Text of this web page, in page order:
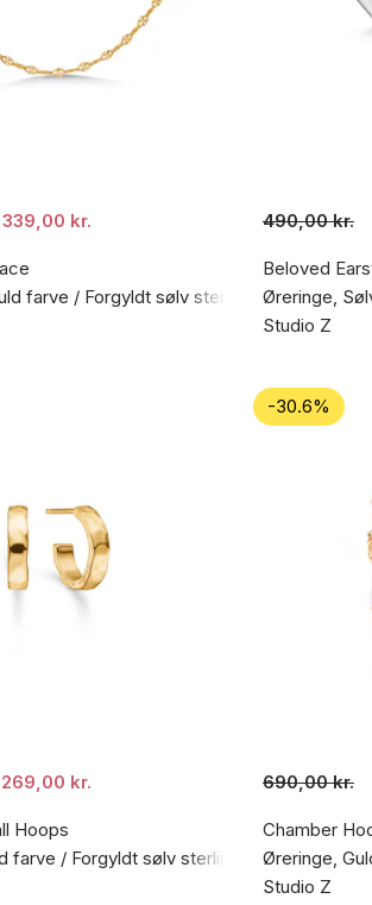
339,00 kr.
farve / Forgyldt sølv sterling 925
490,00 kr.
Beloved
Øreringe,
Studio Z
269,00 kr.
Hoops
farve / Forgyldt sølv sterling 925
-30.6%
690,00 kr.
Chamber
Øreringe,
Studio Z